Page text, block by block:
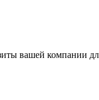
вашей компании